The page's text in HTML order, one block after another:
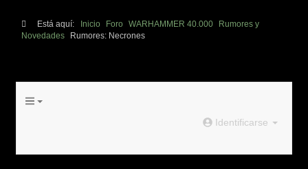
Está aquí: Inicio Foro WARHAMMER 40.000
Rumores y
Novedades
Rumores: Necrones
Identificarse